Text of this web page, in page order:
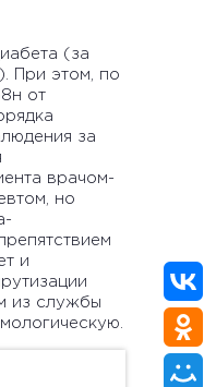
(за
При этом, по
от
за
врачом-
но
и
из службы